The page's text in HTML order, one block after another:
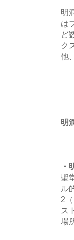
明
は
ど
ク
他
明
・
聖
ル
2
ス
場